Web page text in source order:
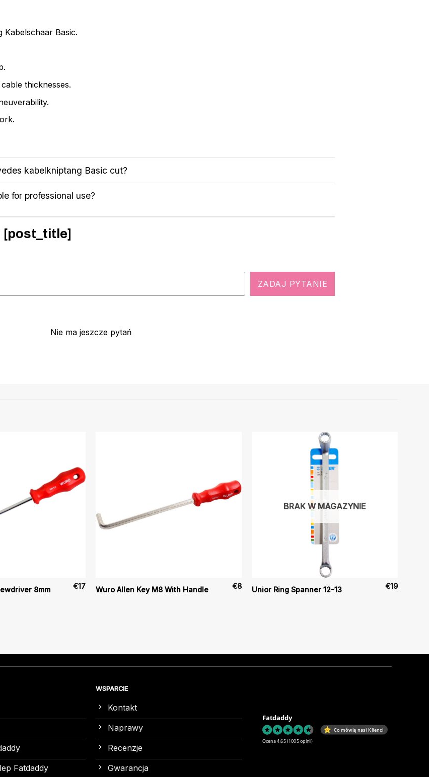
Kabelschaar Basic.
thicknesses.
kabelkniptang Basic cut?
for professional use?
[post_title]
ZADAJ PYTANIE
Nie ma jeszcze pytań
8mm €17 Wuro Allen Key M8 With Handle €8
BRAK W MAGAZYNIE
Unior Ring Spanner 12-13 €19
Fatdaddy
WSPARCIE
Kontakt
Naprawy
Recenzje
Gwarancja
Fatdaddy
Co mówią nasi Klienci
Ocena 4.65 (1005 opinii)